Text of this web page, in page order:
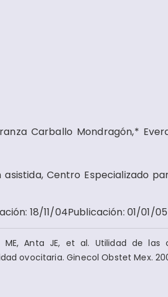
Carballo Mondragón,*
Centro Especializado
: 18/11/04Publicación: 01/01/05
ME, Anta JE, et al. Utilidad de
ovocitaria. Ginecol Obstet Mex.